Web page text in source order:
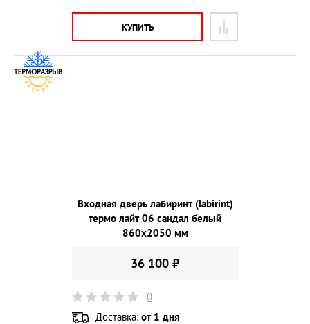
КУПИТЬ
Входная дверь лабиринт (labirint)
термо лайт 06 сандал белый
860х2050 мм
36 100 ₽
0
Доставка: от 1 дня